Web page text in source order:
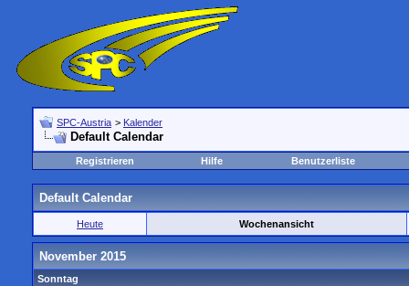
SPC-Austria > Kalender
Default Calendar
Registrieren Hilfe Benutzerliste
Default Calendar
Heute Wochenansicht
November 2015
Sonntag